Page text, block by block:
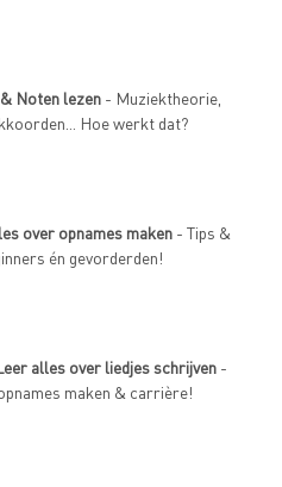
Noten lezen - Muziektheorie,
Hoe werkt dat?
over opnames maken - Tips &
én gevorderden!
alles over liedjes schrijven -
maken & carrière!